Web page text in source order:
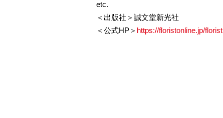
etc.
＜出版社＞誠文堂新光社
＜公式HP＞ https://floristonline.jp/florist